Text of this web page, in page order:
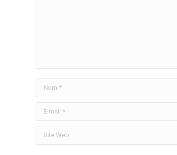
Nom *
E-mail *
Site Web